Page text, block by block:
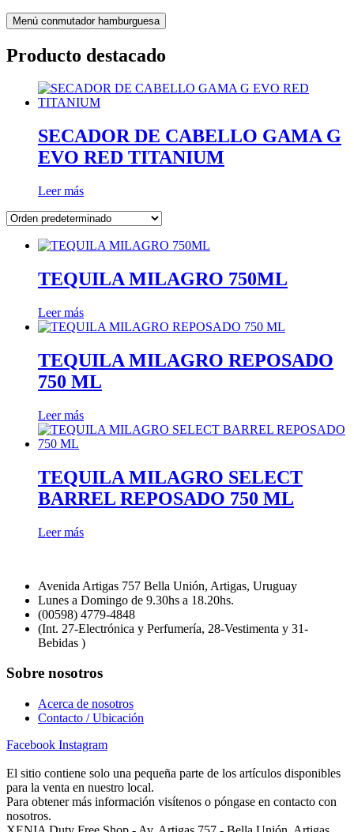
Menú conmutador hamburguesa
Producto destacado
SECADOR DE CABELLO GAMA G
EVO RED TITANIUM
Leer más
TEQUILA MILAGRO 750ML
Leer más
TEQUILA MILAGRO REPOSADO
750 ML
Leer más
TEQUILA MILAGRO SELECT
BARREL REPOSADO 750 ML
Leer más
Avenida Artigas 757 Bella Unión, Artigas, Uruguay
Lunes a Domingo de 9.30hs a 18.20hs.
(00598) 4779-4848
(Int. 27-Electrónica y Perfumería, 28-Vestimenta y 31-
Bebidas )
Sobre nosotros
Acerca de nosotros
Contacto / Ubicación
Facebook Instagram
El sitio contiene solo una pequeña parte de los artículos disponibles
para la venta en nuestro local.
Para obtener más información visítenos o póngase en contacto con
nosotros.